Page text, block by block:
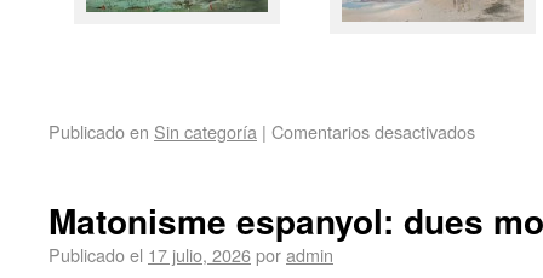
Publicado en Sin categoría | Comentarios desactivados
Matonisme espanyol: dues
Publicado el 17 julio, 2026poradmin